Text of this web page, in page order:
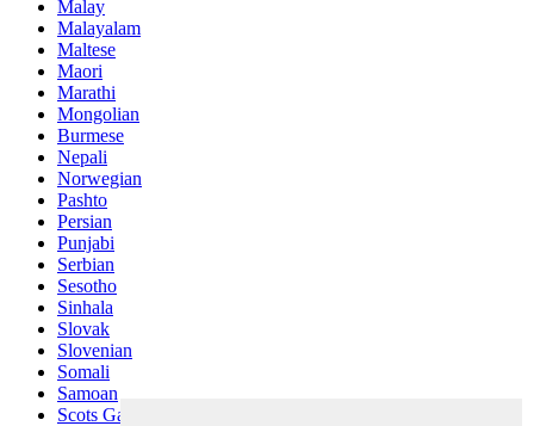
Malay
Malayalam
Maltese
Maori
Marathi
Mongolian
Burmese
Nepali
Norwegian
Pashto
Persian
Punjabi
Serbian
Sesotho
Sinhala
Slovak
Slovenian
Somali
Samoan
Scots Gaelic